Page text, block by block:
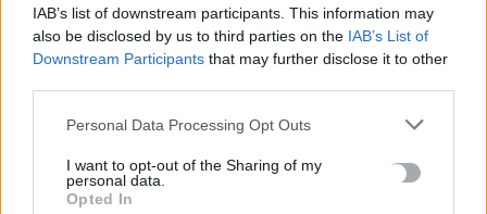
IAB’s list of downstream participants. This information may
also be disclosed by us to third parties on the IAB’s List of
Downstream Participants that may further disclose it to other
Personal Data Processing Opt Outs
I want to opt-out of the Sharing of my
personal data.
Opted In
Αμπελάρδο ντε λα Εσπριέγια: Ποιος είναι ο νέος πρόεδρος της
Κολομβίας – Ο «Τίγρης» εκατομμυριούχος
8 Αυγούστου, 2026
καιρός στην Κρήτη
8 Αυγούστου, 2026